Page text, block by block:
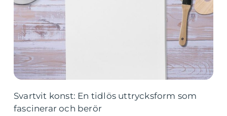
Svartvit konst: En tidlös uttrycksform som
fascinerar och berör